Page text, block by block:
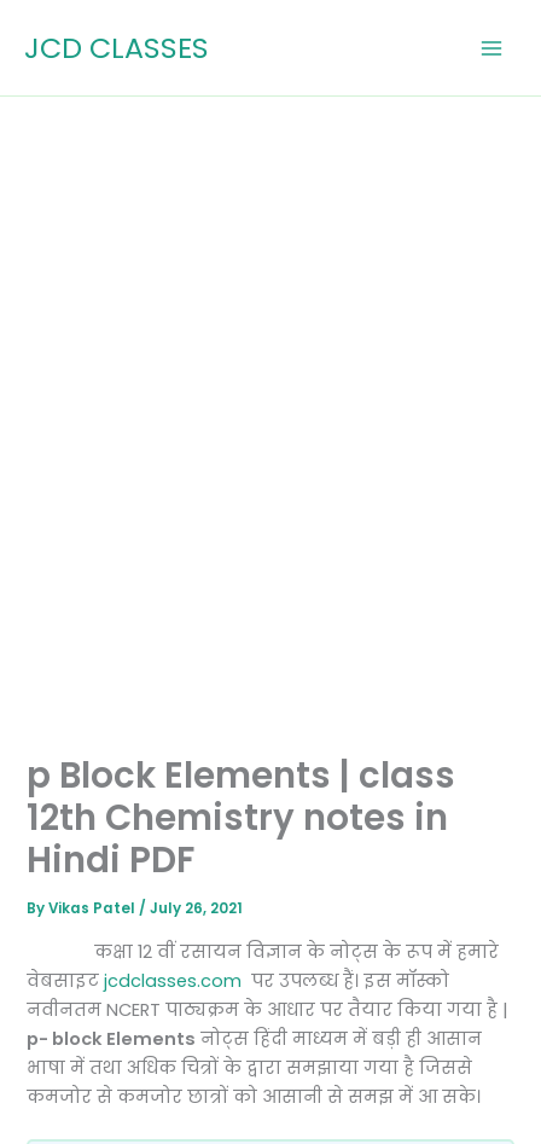
JCD CLASSES
p Block Elements | class
12th Chemistry notes in
Hindi PDF
ByVikas Patel/July 26, 2021
कक्षा 12 वीं रसायन विज्ञान के नोट्स के रूप में हमारे
वेबसाइटjcdclasses.com पर उपलब्ध हैं। इस मॉस्को
नवीनतम NCERT पाठ्यक्रम के आधार पर तैयार किया गया है |
p- block Elements नोट्स हिंदी माध्यम में बड़ी ही आसान
भाषा में तथा अधिक चित्रों के द्वारा समझाया गया है जिससे
कमजोर से कमजोर छात्रों को आसानी से समझ में आ सके।